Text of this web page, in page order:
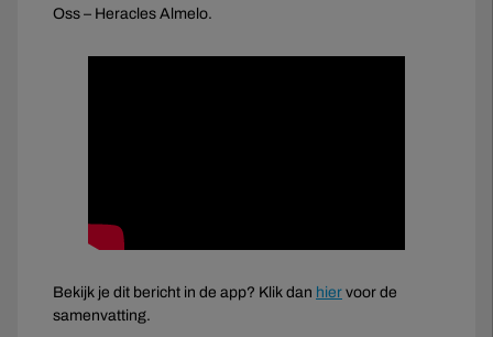
Oss – Heracles Almelo.
Bekijk je dit bericht in de app? Klik dan hier voor de
samenvatting.